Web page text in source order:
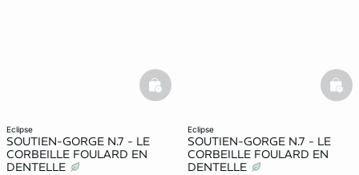
eclipse
SOUTIEN-GORGE N.7 - LE
CORBEILLE FOULARD EN
DENTELLE
basketfull
eclipse
SOUTIEN-GORGE N.7 - LE
CORBEILLE FOULARD EN
DENTELLE